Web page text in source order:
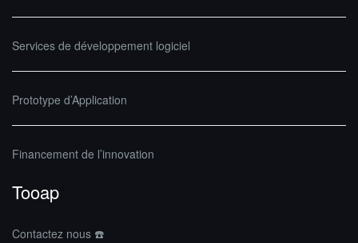
Services de développement logiciel
Prototype d’Application
Financement de l’innovation
Tooap
Contactez nous ☎️